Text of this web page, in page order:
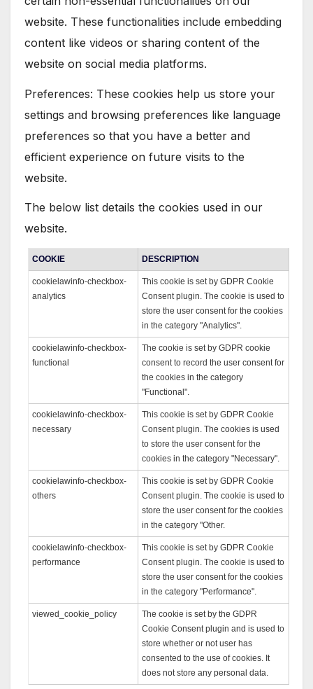
website. These functionalities include embedding
content like videos or sharing content of the
website on social media platforms.
Preferences: These cookies help us store your
settings and browsing preferences like language
preferences so that you have a better and
efficient experience on future visits to the
website.
The below list details the cookies used in our
website.
COOKIE DESCRIPTION
cookielawinfo-checkbox-
analytics
This cookie is set by GDPR Cookie
Consent plugin. The cookie is used to
store the user consent for the cookies
in the category "Analytics".
cookielawinfo-checkbox-
functional
The cookie is set by GDPR cookie
consent to record the user consent for
the cookies in the category
"Functional".
cookielawinfo-checkbox-
necessary
This cookie is set by GDPR Cookie
Consent plugin. The cookies is used
to store the user consent for the
cookies in the category "Necessary".
cookielawinfo-checkbox-
others
This cookie is set by GDPR Cookie
Consent plugin. The cookie is used to
store the user consent for the cookies
in the category "Other.
cookielawinfo-checkbox-
performance
This cookie is set by GDPR Cookie
Consent plugin. The cookie is used to
store the user consent for the cookies
in the category "Performance".
viewed_cookie_policy
The cookie is set by the GDPR
Cookie Consent plugin and is used to
store whether or not user has
consented to the use of cookies. It
does not store any personal data.